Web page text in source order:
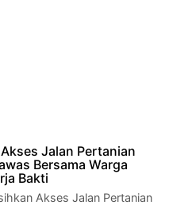
Jalan Pertanian
Bersama Warga
Bakti
Akses Jalan Pertanian